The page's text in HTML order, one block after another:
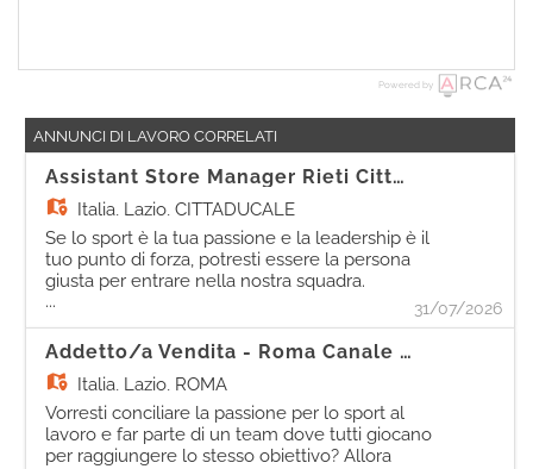
Powered by
ANNUNCI DI LAVORO CORRELATI
Assistant Store Manager Rieti Cittaducale
Italia, Lazio, CITTADUCALE
Se lo sport è la tua passione e la leadership è il
tuo punto di forza, potresti essere la persona
giusta per entrare nella nostra squadra.
Come Assistant Store Manager, sarai
protagonista nel coordinare le attività
quotidiane del punto vendita. Le tue
- Comunicherai efficacemente con la tua
squadra, informando il team sulle procedure
da seguire e motivandolo al raggiungimento
degli obiettivi; - Organizzerai le attività
... 31/07/2026
Addetto/a Vendita - Roma Canale Della Lingua
Italia, Lazio, ROMA
Vorresti conciliare la passione per lo sport al
lavoro e far parte di un team dove tutti giocano
per raggiungere lo stesso obiettivo? Allora